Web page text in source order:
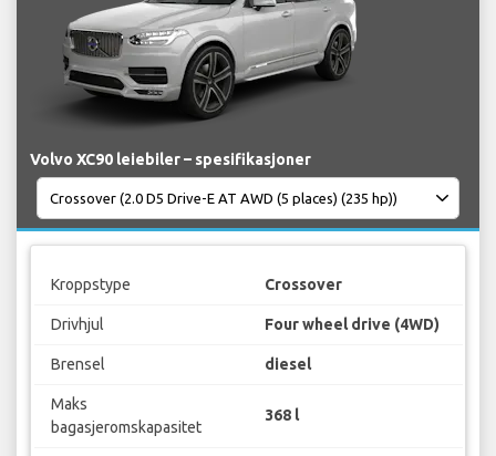
Volvo XC90 leiebiler – spesifikasjoner
Kroppstype Crossover
Drivhjul Four wheel drive (4WD)
Brensel diesel
Maks
bagasjeromskapasitet
368 l